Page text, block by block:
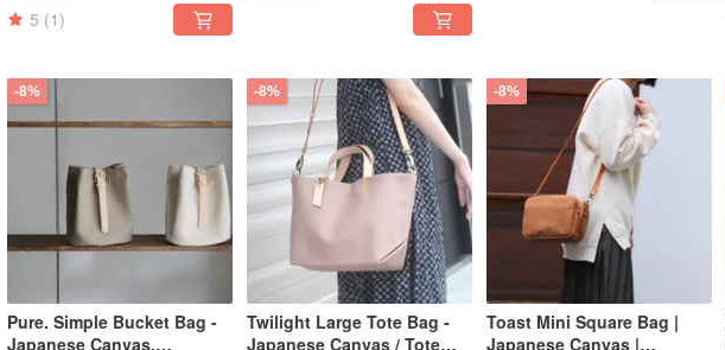
5 (1)
-8%
Pure. Simple Bucket Bag -
Japanese Canvas,
-8%
Twilight Large Tote Bag -
Japanese Canvas / Tote
-8%
Toast Mini Square Bag |
Japanese Canvas |